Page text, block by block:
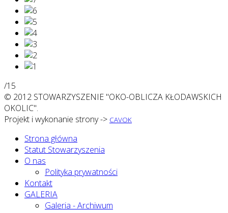
/15
© 2012 STOWARZYSZENIE "OKO-OBLICZA KŁODAWSKICH
OKOLIC".
Projekt i wykonanie strony -> CAVOK
Strona główna
Statut Stowarzyszenia
O nas
Polityka prywatności
Kontakt
GALERIA
Galeria - Archiwum